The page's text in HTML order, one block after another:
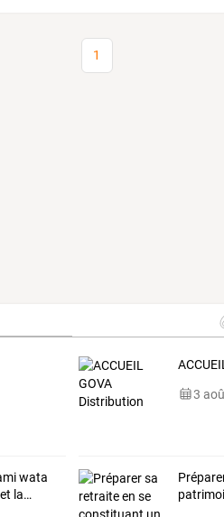
1
3
wata
la…